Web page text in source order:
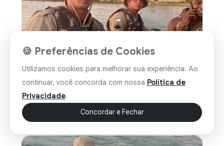
O curso contou com a participação de 30 integrantes
de diversas unidades da PMBA, como a 28ª CIPM,
RONDESP-MO, CIPE Cerrado e CIPE Semiárido. (Foto:
Divulgação / 4ª CIPM)
🍪 Preferências de Cookies
Utilizamos cookies para melhorar sua experiência. Ao
continuar, você concorda com nossa Política de
Privacidade.
Concordar e Fechar